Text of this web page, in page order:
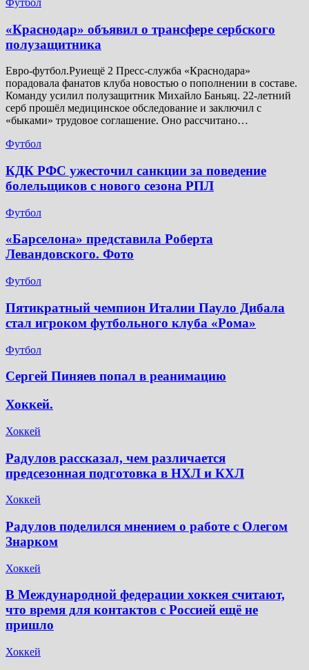
​«Краснодар» объявил о трансфере сербского
полузащитника
Евро-футбол.Руиещё 2 Пресс-служба «Краснодара»
порадовала фанатов клуба новостью о пополнении в составе.
Команду усилил полузащитник Михайло Баньяц. 22-летний
серб прошёл медицинское обследование и заключил с
«быками» трудовое соглашение. Оно рассчитано…
Футбол
КДК РФС ужесточил санкции за поведение
болельщиков с нового сезона РПЛ
Футбол
«Барселона» представила Роберта
Левандовского. Фото
Футбол
Пятикратный чемпион Италии Пауло Дибала
стал игроком футбольного клуба «Рома»
Футбол
Сергей Пиняев попал в реанимацию
Хоккей.
Хоккей
Радулов рассказал, чем различается
предсезонная подготовка в НХЛ и КХЛ
Хоккей
Радулов поделился мнением о работе с Олегом
Знарком
Хоккей
В Международной федерации хоккея считают,
что время для контактов с Россией ещё не
пришло
Хоккей